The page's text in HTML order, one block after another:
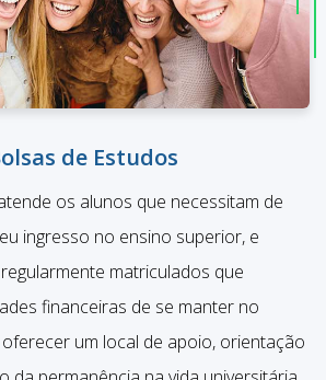
de Estudos
os alunos que necessitam de
ingresso no ensino superior, e
matriculados que
financeiras de se manter no
um local de apoio, orientação